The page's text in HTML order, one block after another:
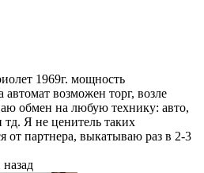
1969г. мощность
автомат возможен торг, возле
обмен на любую технику: авто,
тд. Я не ценитель таких
от партнера, выкатываю раз в 2-3
назад